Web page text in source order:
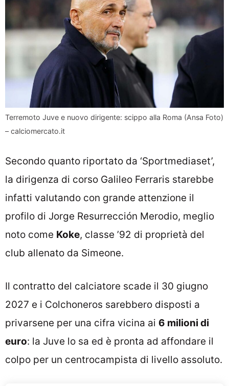
Terremoto Juve e nuovo dirigente: scippo alla Roma (Ansa Foto)
– calciomercato.it
Secondo quanto riportato da ‘Sportmediaset’,
la dirigenza di corso Galileo Ferraris starebbe
infatti valutando con grande attenzione il
profilo di Jorge Resurrección Merodio, meglio
noto come Koke, classe ’92 di proprietà del
club allenato da Simeone.
Il contratto del calciatore scade il 30 giugno
2027 e i Colchoneros sarebbero disposti a
privarsene per una cifra vicina ai 6 milioni di
euro: la Juve lo sa ed è pronta ad affondare il
colpo per un centrocampista di livello assoluto.